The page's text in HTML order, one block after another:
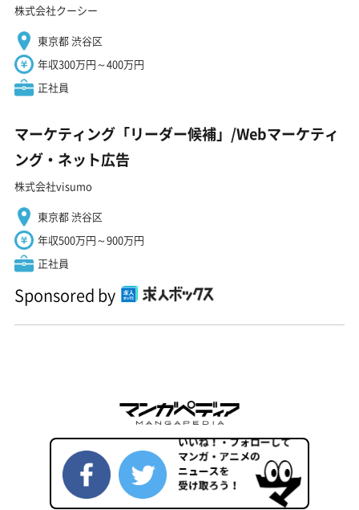
株式会社クーシー
東京都 渋谷区
年収300万円～400万円
正社員
マーケティング「リーダー候補」/Webマーケティ
ング・ネット広告
株式会社visumo
東京都 渋谷区
年収500万円～900万円
正社員
Sponsored by